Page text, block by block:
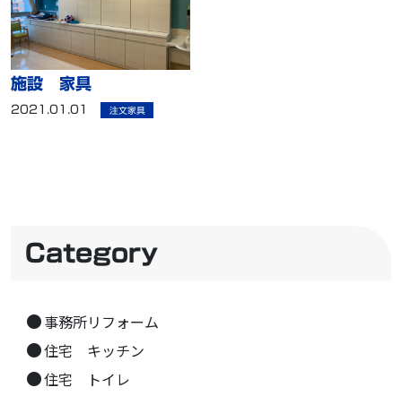
施設 家具
2021.01.01 注文家具
Category
事務所リフォーム
住宅 キッチン
住宅 トイレ